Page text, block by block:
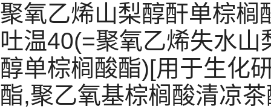
聚氧乙烯山梨醇酐单棕榈
吐温40(=聚氧乙烯失水
醇单棕榈酸酯)[用于生化
酯,聚乙氧基棕榈酸清凉